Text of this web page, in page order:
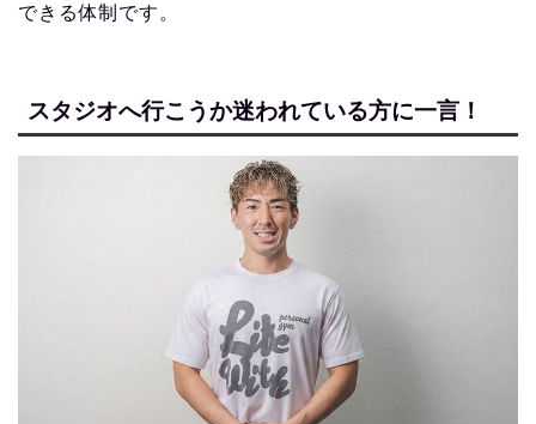
できる体制です。
スタジオへ行こうか迷われている方に一言！